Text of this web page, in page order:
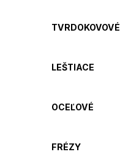
TVRDOKOVOVÉ
LEŠTIACE
OCEĽOVÉ
FRÉZY